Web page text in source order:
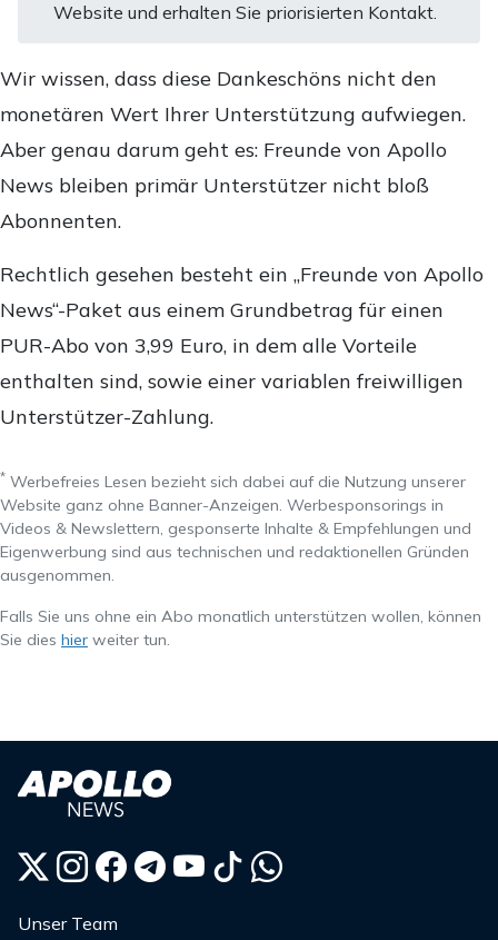
Website und erhalten Sie priorisierten Kontakt.
Wir wissen, dass diese Dankeschöns nicht den
monetären Wert Ihrer Unterstützung aufwiegen.
Aber genau darum geht es: Freunde von Apollo
News bleiben primär Unterstützer nicht bloß
Abonnenten.
Rechtlich gesehen besteht ein „Freunde von Apollo
News“-Paket aus einem Grundbetrag für einen
PUR-Abo von 3,99 Euro, in dem alle Vorteile
enthalten sind, sowie einer variablen freiwilligen
Unterstützer-Zahlung.
* Werbefreies Lesen bezieht sich dabei auf die Nutzung unserer
Website ganz ohne Banner-Anzeigen. Werbesponsorings in
Videos & Newslettern, gesponserte Inhalte & Empfehlungen und
Eigenwerbung sind aus technischen und redaktionellen Gründen
ausgenommen.
Falls Sie uns ohne ein Abo monatlich unterstützen wollen, können
Sie dies hier weiter tun.
Unser Team